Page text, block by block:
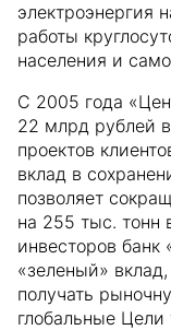
электроэнергия
работы
населения и
С 2005 года
22 млрд рублей
проектов
вклад в
позволяет
на 255 тыс. тонн
инвесторов банк
«зеленый»
получать
глобальные Цели